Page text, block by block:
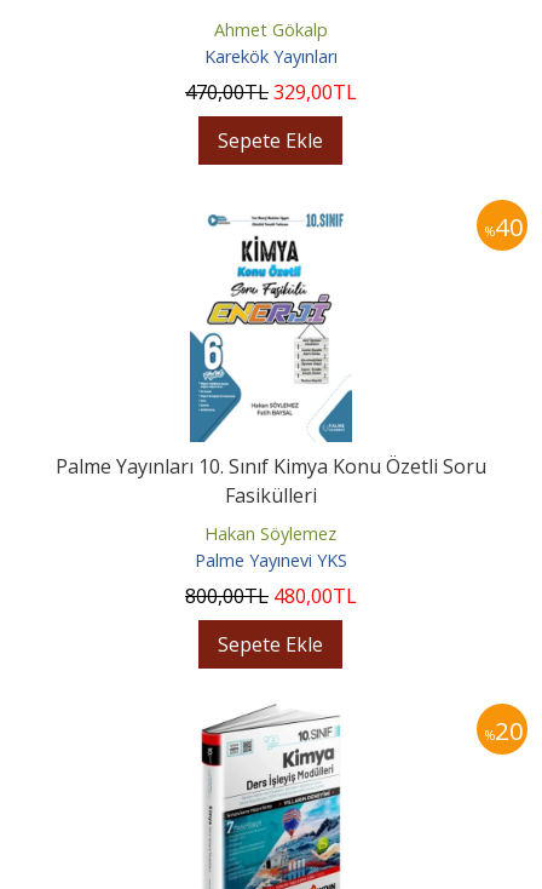
Ahmet Gökalp
Karekök Yayınları
470,00TL329,00TL
Sepete Ekle
%40
Palme Yayınları 10. Sınıf Kimya Konu Özetli Soru
Fasikülleri
Hakan Söylemez
Palme Yayınevi YKS
800,00TL 480,00TL
Sepete Ekle
%20